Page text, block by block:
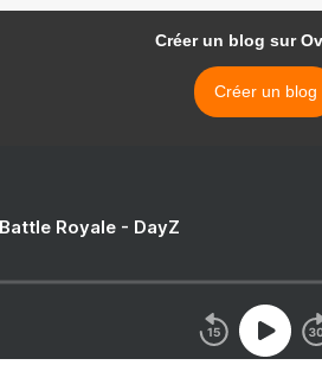
Créer un blog sur
Créer un blog
Royale - DayZ